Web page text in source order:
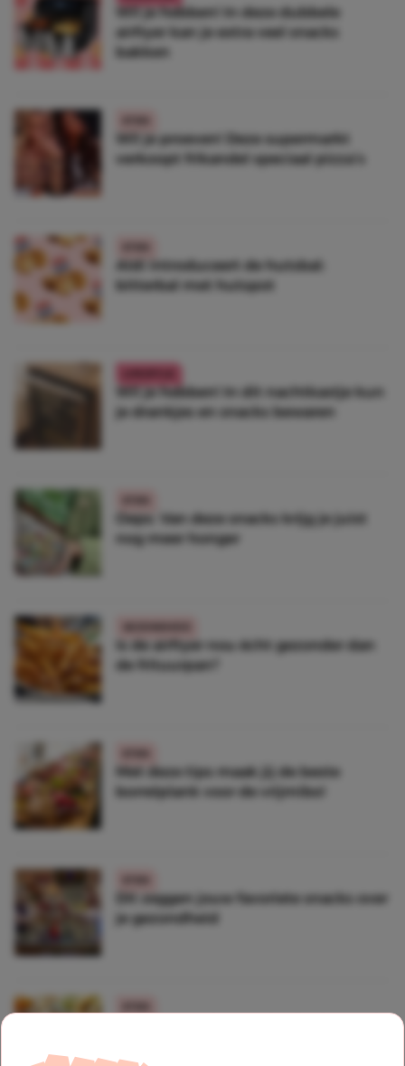
Wil je hebben! In deze dubbele
airfryer kan je extra veel snacks
bakken
Wil je proeven! Deze supermarkt
verkoopt frikandel speciaal pizza’s
Aldi introduceert de hutsbal:
bitterbal met hutspot
Wil je hebben! In dit nachtkastje kun
je drankjes en snacks bewaren
Oeps: Van deze snacks krijg je juist
nog meer honger
Is de airfryer nou écht gezonder dan
de frituurpan?
Met deze tips maak jij de beste
borrelplank voor de vrijmibo!
Dit zeggen jouw favoriete snacks over
je gezondheid